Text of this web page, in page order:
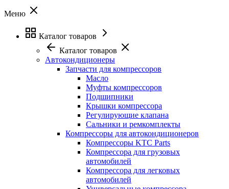
Меню
Каталог товаров
Каталог товаров
Автокондиционеры
Запчасти для компрессоров
Масло
Муфты компрессоров
Подшипники
Крышки компрессора
Регулирующие клапана
Сальники и ремкомплекты
Компрессоры для автокондиционеров
Компрессоры KTC Parts
Компрессора для грузовых
автомобилей
Компрессора для легковых
автомобилей